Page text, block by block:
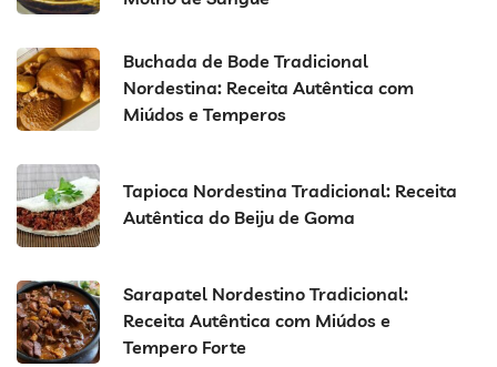
Buchada de Bode Tradicional
Nordestina: Receita Autêntica com
Miúdos e Temperos
Tapioca Nordestina Tradicional: Receita
Autêntica do Beiju de Goma
Sarapatel Nordestino Tradicional:
Receita Autêntica com Miúdos e
Tempero Forte